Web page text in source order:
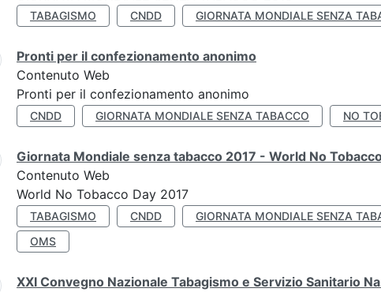
TABAGISMO CNDD GIORNATA MONDIALE SENZA
Pronti per il confezionamento anonimo
Contenuto Web
Pronti per il confezionamento anonimo
CNDD GIORNATA MONDIALE SENZA TABACCO NO
Giornata Mondiale senza tabacco 2017 - World No
Contenuto Web
World No Tobacco Day 2017
TABAGISMO CNDD GIORNATA MONDIALE SENZA
OMS
XXI Convegno Nazionale Tabagismo e Servizio Sanitario